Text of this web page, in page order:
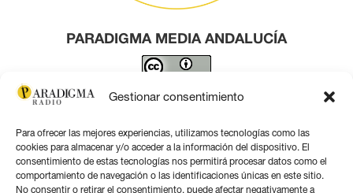
Gestionar consentimiento
Para ofrecer las mejores experiencias, utilizamos tecnologías como las
cookies para almacenar y/o acceder a la información del dispositivo. El
consentimiento de estas tecnologías nos permitirá procesar datos como el
comportamiento de navegación o las identificaciones únicas en este sitio.
No consentir o retirar el consentimiento, puede afectar negativamente a
PARADIGMA MEDIA ANDALUCÍA
Este obra está bajo una licencia de Creative Commons
Contacto por correo